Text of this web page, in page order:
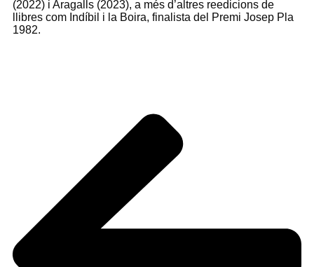
(2022) i Aragalls (2023), a més d’altres reedicions de
llibres com Indíbil i la Boira, finalista del Premi Josep Pla
1982.